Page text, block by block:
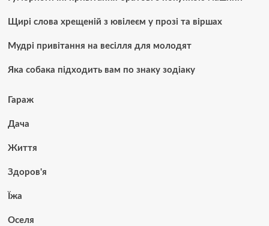
Щирі слова хрещеній з ювілеєм у прозі та віршах
Мудрі привітання на весілля для молодят
Яка собака підходить вам по знаку зодіаку
Гараж
Дача
Життя
Здоров'я
Їжа
Оселя